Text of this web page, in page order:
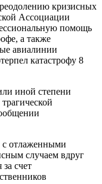
кризисных
Ассоциации
помощь
а также
авиалинии
катастрофу 8
иной степени
отлаженными
случаем вдруг
счет